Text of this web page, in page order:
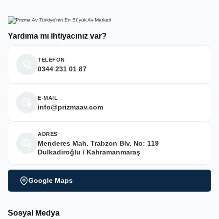
Yardıma mı ihtiyacınız var?
TELEFON
0344 231 01 87
E-MAİL
info@prizmaav.com
ADRES
Menderes Mah. Trabzon Blv. No: 119
Dulkadiroğlu / Kahramanmaraş
Google Maps
Sosyal Medya